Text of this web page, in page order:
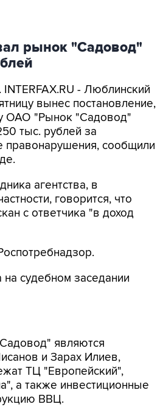
рынок "Садовод"
- Люблинский
вынес постановление,
ОАО "Рынок "Садовод"
тыс. рублей за
правонарушения, сообщили
агентства, в
говорится, что
с ответчика "в доход
судебном заседании
являются
и Зарах Илиев,
ТЦ "Европейский",
а также инвестиционные
ВВЦ.